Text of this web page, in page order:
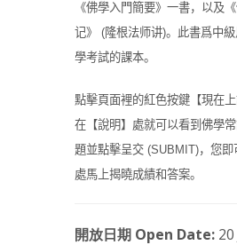
《佛學入門簡要》一書，以及
记》 (隆根法师讲)。此書爲中
學考試的課本。
點擊頁面裡的紅色按鍵【現在上
在【說明】處就可以看到佛學
題並點擊呈交 (SUBMIT)，您
處馬上揭曉成績和答案。
開放日期 Open Date: